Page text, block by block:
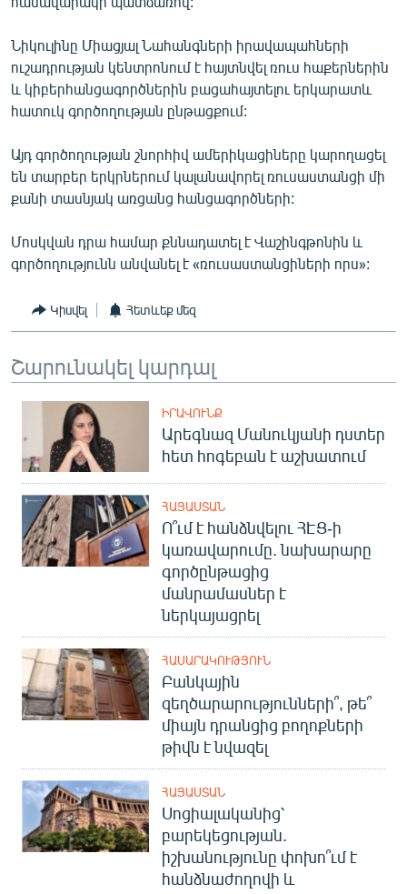
Նիկուլինը Միացյալ Նահանգների իրավապահների
ուշադրության կենտրոնում է հայտնվել ռուս հաքերներին
և կիբերհանցագործներին բացահայտելու երկարատև
հատուկ գործողության ընթացքում:
Այդ գործողության շնորհիվ ամերիկացիները կարողացել
են տարբեր երկրներում կալանավորել ռուսաստանցի մի
քանի տասնյակ առցանց հանցագործների:
Մոսկվան դրա համար քննադատել է Վաշինգթոնին և
գործողությունն անվանել է «ռուսաստանցիների որս»:
Կիսվել Հետևեք մեզ
Շարունակել կարդալ
ԻՐԱՎՈՒՆՔ
Արեգնազ Մանուկյանի դստեր
հետ հոգեբան է աշխատում
ՀԱՅԱՍՏԱՆ
Ո՞ւմ է հանձնվելու ՀԷՑ-ի
կառավարումը. նախարարը
գործընթացից
մանրամասներ է
ներկայացրել
ՀԱՍԱՐԱԿՈՒԹՅՈՒՆ
Բանկային
զեղծարարությունների՞, թե՞
միայն դրանցից բողոքների
թիվն է նվազել
ՀԱՅԱՍՏԱՆ
Սոցիալականից՝
բարեկեցության.
իշխանությունը փոխո՞ւմ է
հանձնաժողովի և